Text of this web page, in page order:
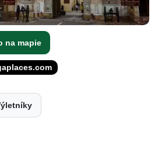
na mapie
Výletníky